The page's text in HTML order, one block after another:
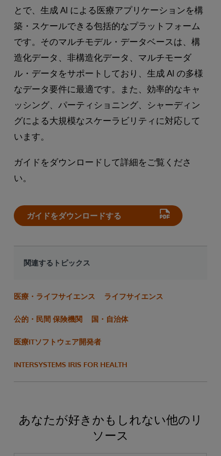
とで、生成 AI による医療アプリケーションを構
築・スケールできる包括的なプラットフォーム
です。そのマルチモデル・データベースは、構
造化データ、非構造化データ、マルチモーダ
ル・データをサポートしており、生成 AI の多様
なデータ要件に最適です。また、効率的なキャ
ッシング、パーティショニング、シャーディン
グによる大規模なスケーラビリティに対応して
います。
ガイドをダウンロードして詳細をご覧くださ
い。
ガイドをダウンロードする
関連するトピックス
医療・ライフサイエンス ライフサイエンス
公的・民間 保険機関 国・自治体
医療ITソフトウェア開発者
INTERSYSTEMS IRIS FOR HEALTH
あなたが好きかもしれない他のリ
ソース